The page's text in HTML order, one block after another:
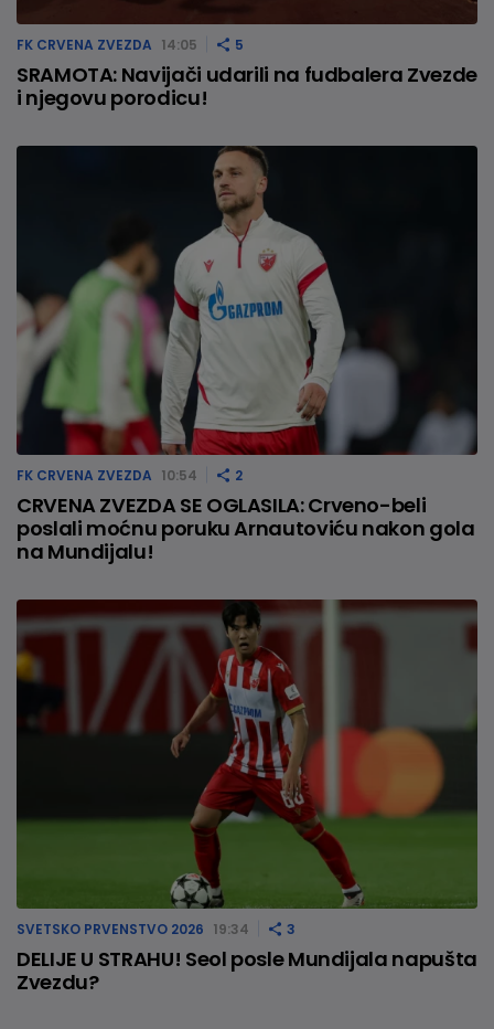
FK CRVENA ZVEZDA 14:05 5
SRAMOTA: Navijači udarili na fudbalera Zvezde
i njegovu porodicu!
FK CRVENA ZVEZDA 10:54 2
CRVENA ZVEZDA SE OGLASILA: Crveno-beli
poslali moćnu poruku Arnautoviću nakon gola
na Mundijalu!
SVETSKO PRVENSTVO 2026 19:34 3
DELIJE U STRAHU! Seol posle Mundijala napušta
Zvezdu?